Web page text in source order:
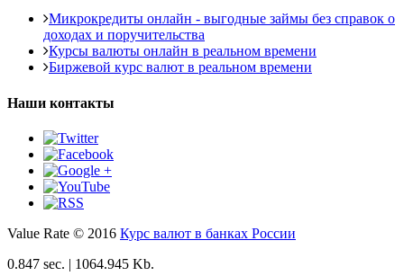
Микрокредиты онлайн - выгодные займы без справок о
доходах и поручительства
Курсы валюты онлайн в реальном времени
Биржевой курс валют в реальном времени
Наши контакты
Value Rate © 2016 Курс валют в банках России
0.847 sec. | 1064.945 Kb.